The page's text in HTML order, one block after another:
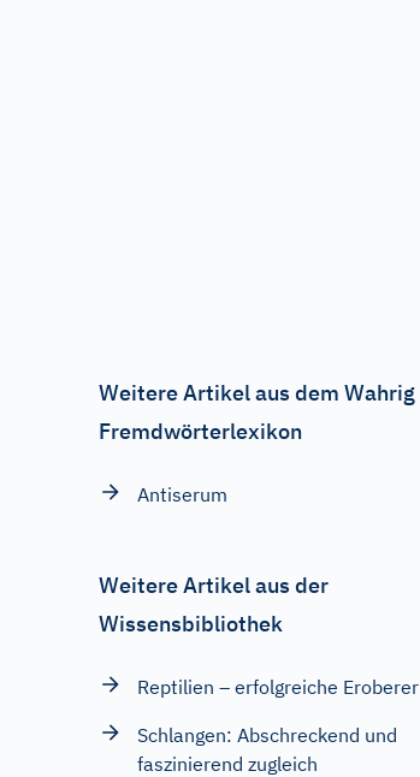
Weitere Artikel aus dem Wahrig
Fremdwörterlexikon
Antiserum
Weitere Artikel aus der
Wissensbibliothek
Reptilien – erfolgreiche Eroberer
Schlangen: Abschreckend und
faszinierend zugleich